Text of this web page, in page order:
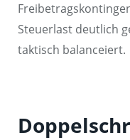
Steuerlast deutlich
taktisch balanceiert.